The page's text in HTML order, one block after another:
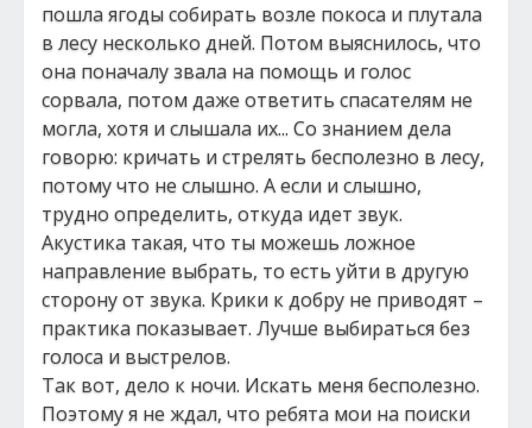
пошла ягоды собирать возле покоса и плутала
в лесу несколько дней. Потом выяснилось, что
она поначалу звала на помощь и голос
сорвала, потом даже ответить спасателям не
могла, хотя и слышала их... Со знанием дела
говорю: кричать и стрелять бесполезно в лесу,
потому что не слышно. А если и слышно,
трудно определить, откуда идет звук.
Акустика такая, что ты можешь ложное
направление выбрать, то есть уйти в другую
сторону от звука. Крики к добру не приводят –
практика показывает. Лучше выбираться без
голоса и выстрелов.
Так вот, дело к ночи. Искать меня бесполезно.
Поэтому я не ждал, что ребята мои на поиски